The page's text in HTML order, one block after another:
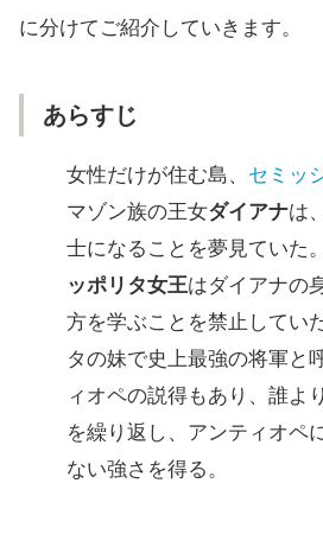
に分けてご紹介していきます。
あらすじ
女性だけが住む島、 セミッ
マゾン族の王女ダイアナは
士になることを夢見ていた
ッポリタ女王はダイアナの
方を学ぶことを禁止してい
タの妹で史上最強の将軍と
ィオペの説得もあり、誰よ
を繰り返し、アンティオペ
ない強さを得る。